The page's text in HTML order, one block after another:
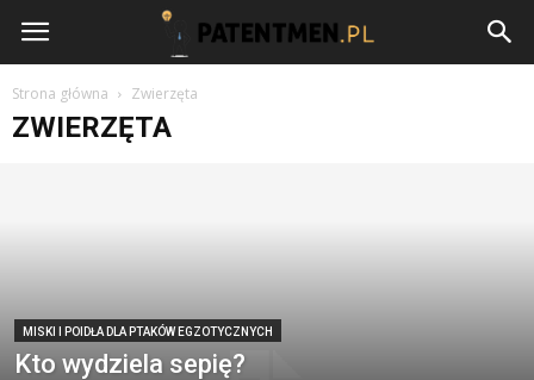
Patentmen.pl
Strona główna Zwierzęta
ZWIERZĘTA
MISKI I POIDŁA DLA PTAKÓW EGZOTYCZNYCH
Kto wydziela sepię?